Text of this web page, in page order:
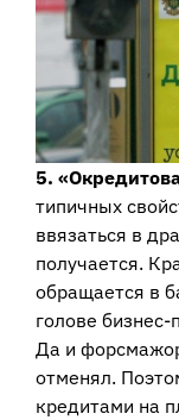
5.
типичных
ввязаться в
получается.
обращается в
голове
Да и
отменял.
кредитами на